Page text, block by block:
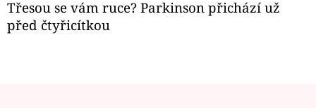
Třesou se vám ruce? Parkinson přichází už
před čtyřicítkou